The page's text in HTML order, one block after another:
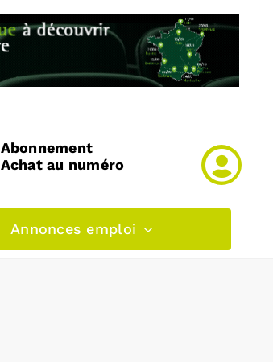
Abonnement
Achat au numéro
Annonces emploi